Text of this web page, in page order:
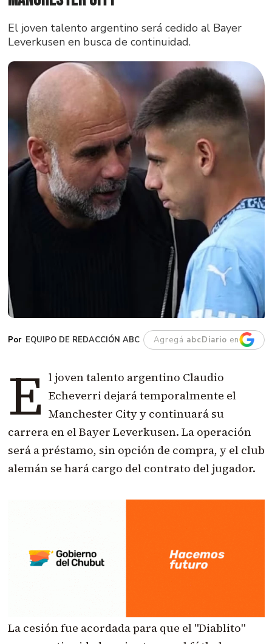
El joven talento argentino será cedido al Bayer
Leverkusen en busca de continuidad.
EQUIPO DE REDACCIÓN ABC Agregá abcDiario en
E l joven talento argentino Claudio
Echeverri dejará temporalmente el
Manchester City y continuará su
carrera en el Bayer Leverkusen. La operación
será a préstamo, sin opción de compra, y el club
alemán se hará cargo del contrato del jugador.
La cesión fue acordada para que el "Diablito"